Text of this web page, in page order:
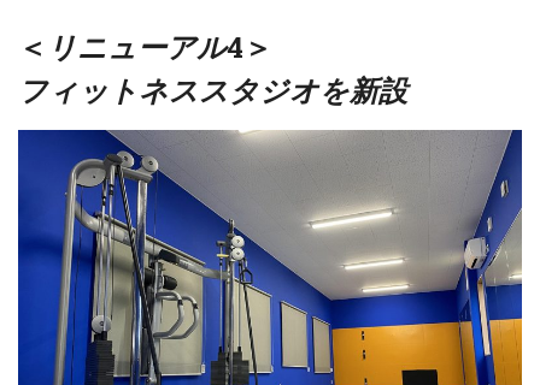
＜ リニューアル4＞
フィットネススタジオを新設